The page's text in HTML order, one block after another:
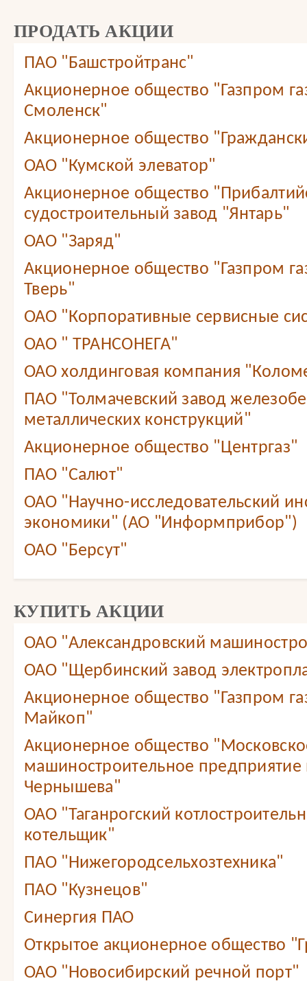
ПРОДАТЬ АКЦИИ
ПАО "Башстройтранс"
Акционерное общество "Газпром
Смоленск"
Акционерное общество
ОАО "Кумской элеватор"
Акционерное общество
судостроительный завод "Янтарь"
ОАО "Заряд"
Акционерное общество "Газпром
Тверь"
ОАО "Корпоративные сервисные
ОАО " ТРАНСОНЕГА"
ОАО холдинговая компания
ПАО "Толмачевский завод
металлических конструкций"
Акционерное общество "Центргаз"
ПАО "Салют"
ОАО "Научно-исследовательский
экономики" (АО "Информприбор")
ОАО "Берсут"
КУПИТЬ АКЦИИ
ОАО "Александровский
ОАО "Щербинский завод
Акционерное общество "Газпром
Майкоп"
Акционерное общество
машиностроительное
Чернышева"
ОАО "Таганрогский
котельщик"
ПАО "Нижегородсельхозтехника"
ПАО "Кузнецов"
Синергия ПАО
Открытое акционерное общество
ОАО "Новосибирский речной порт"